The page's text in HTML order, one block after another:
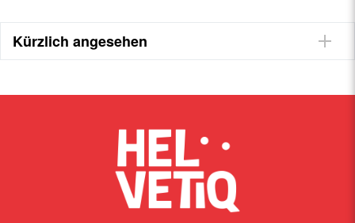
Kürzlich angesehen